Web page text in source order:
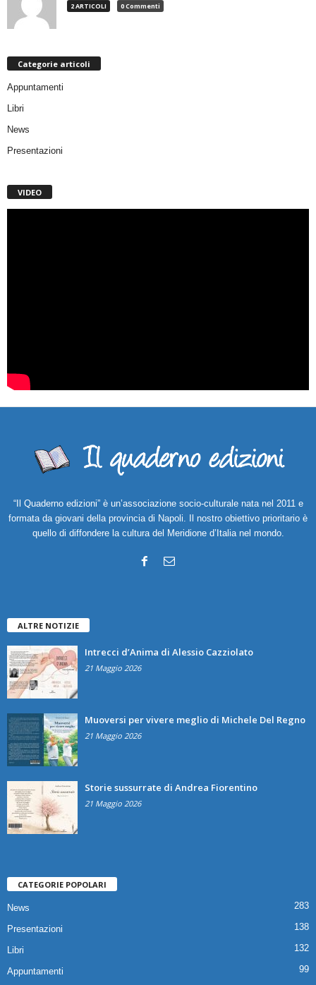
2 ARTICOLI 0 Commenti
Categorie articoli
Appuntamenti
Libri
News
Presentazioni
VIDEO
“Il Quaderno edizioni” è un’associazione socio-culturale nata nel 2011 e
formata da giovani della provincia di Napoli. Il nostro obiettivo prioritario è
quello di diffondere la cultura del Meridione d’Italia nel mondo.
ALTRE NOTIZIE
Intrecci d’Anima di Alessio Cazziolato
21 Maggio 2026
Muoversi per vivere meglio di Michele Del Regno
21 Maggio 2026
Storie sussurrate di Andrea Fiorentino
21 Maggio 2026
CATEGORIE POPOLARI
News 283
Presentazioni 138
Libri 132
Appuntamenti 99